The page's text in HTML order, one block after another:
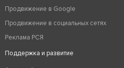
Продвижение в Google
Продвижение в социальных сетях
Реклама РСЯ
Поддержка и развитие